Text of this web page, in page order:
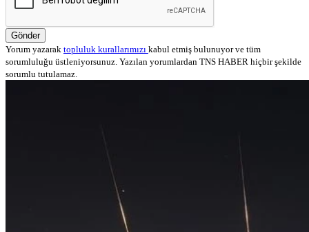
Gönder
Yorum yazarak topluluk kurallarımızı kabul etmiş bulunuyor ve tüm
sorumluluğu üstleniyorsunuz. Yazılan yorumlardan TNS HABER hiçbir şekilde
sorumlu tutulamaz.